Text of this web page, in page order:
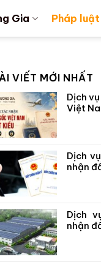
Gia Pháp luật
VIẾT MỚI NHẤT
Dịch
Việt
Dịch
nhận
Dịch
nhận